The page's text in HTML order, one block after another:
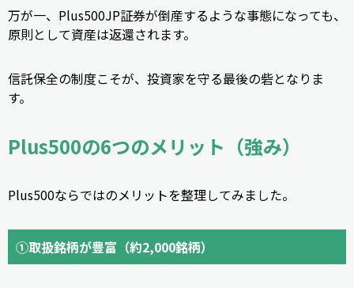
万が一、Plus500JP証券が倒産するような事態になっても、
原則として資産は返還されます。
信託保全の制度こそが、投資家を守る最後の砦となりま
す。
Plus500の6つのメリット（強み）
Plus500ならではのメリットを整理してみました。
①取扱銘柄が豊富（約2,000銘柄）